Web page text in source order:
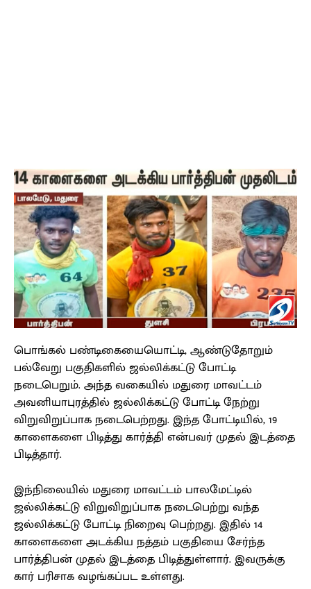
பொங்கல் பண்டிகையையொட்டி, ஆண்டுதோறும்
பல்வேறு பகுதிகளில் ஜல்லிக்கட்டு போட்டி
நடைபெறும். அந்த வகையில் மதுரை மாவட்டம்
அவனியாபுரத்தில் ஜல்லிக்கட்டு போட்டி நேற்று
விறுவிறுப்பாக நடைபெற்றது. இந்த போட்டியில், 19
காளைகளை பிடித்து கார்த்தி என்பவர் முதல் இடத்தை
பிடித்தார்.
இந்நிலையில் மதுரை மாவட்டம் பாலமேட்டில்
ஜல்லிக்கட்டு விறுவிறுப்பாக நடைபெற்று வந்த
ஜல்லிக்கட்டு போட்டி நிறைவு பெற்றது. இதில் 14
காளைகளை அடக்கிய நத்தம் பகுதியை சேர்ந்த
பார்த்திபன் முதல் இடத்தை பிடித்துள்ளார். இவருக்கு
கார் பரிசாக வழங்கப்பட உள்ளது.